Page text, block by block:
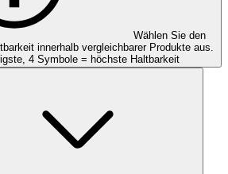
Wählen Sie den
innerhalb vergleichbarer Produkte aus.
4 Symbole = höchste Haltbarkeit